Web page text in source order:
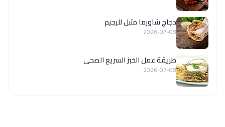
دجاج شاورما متبل للرجيم
2026-07-08
طريقة عمل الخبز السريع الصحى
2026-07-08